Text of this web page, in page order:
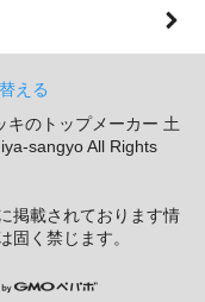
える
キのトップメーカー 土
sangyo All Rights
掲載されております情
固く禁じます。